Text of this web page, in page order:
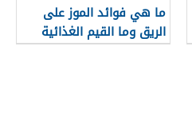
ما هي فوائد الموز على
الريق وما القيم الغذائية
التي يحتويها